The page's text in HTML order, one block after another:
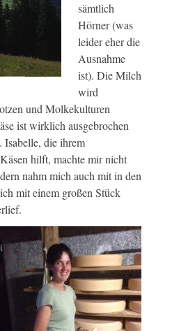
sämtlich
Hörner (was
leider eher die
Ausnahme
ist). Die Milch
wird
und Molkekulturen
ist wirklich ausgebrochen
Isabelle, die ihrem
hilft, machte mir nicht
nahm mich auch mit in den
mit einem großen Stück